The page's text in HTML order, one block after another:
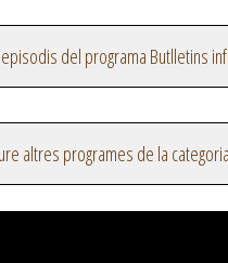
del programa Butlletins
altres programes de la